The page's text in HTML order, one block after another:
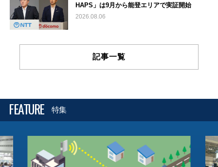
HAPS」は9月から能登エリアで実証開始
2026.08.06
記事一覧
FEATURE 特集